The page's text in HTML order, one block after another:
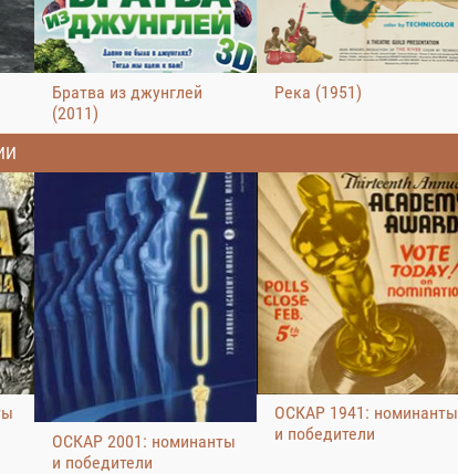
Братва из джунглей
(2011)
Река (1951)
ОСКАР 2001: номинанты
и победители
ОСКАР 1941: номинанты
и победители